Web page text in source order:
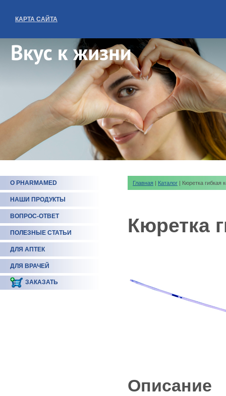
КАРТА САЙТА
О PHARMAMED
НАШИ ПРОДУКТЫ
ВОПРОС-ОТВЕТ
ПОЛЕЗНЫЕ СТАТЬИ
ДЛЯ АПТЕК
ДЛЯ ВРАЧЕЙ
ЗАКАЗАТЬ
Главная | Каталог | Кюретка гибкая
Кюретка
Описание